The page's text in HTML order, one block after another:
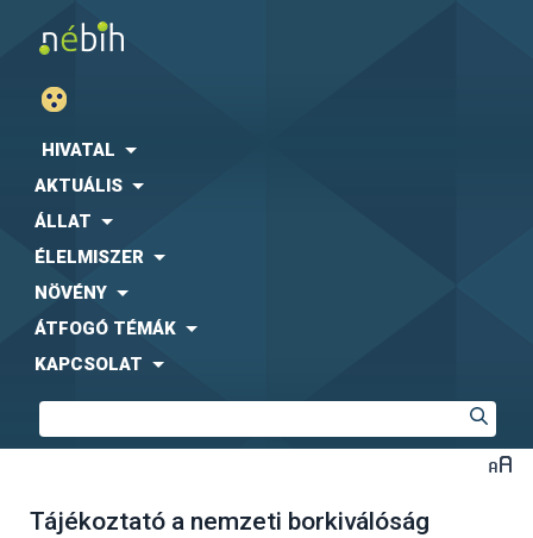
HIVATAL
AKTUÁLIS
ÁLLAT
ÉLELMISZER
NÖVÉNY
ÁTFOGÓ TÉMÁK
KAPCSOLAT
Tájékoztató a nemzeti borkiválóság